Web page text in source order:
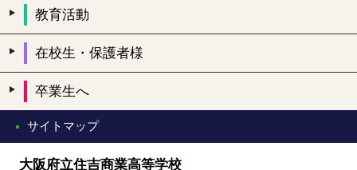
教育活動
在校生・保護者様
卒業生へ
サイトマップ
大阪府立住吉商業高等学校